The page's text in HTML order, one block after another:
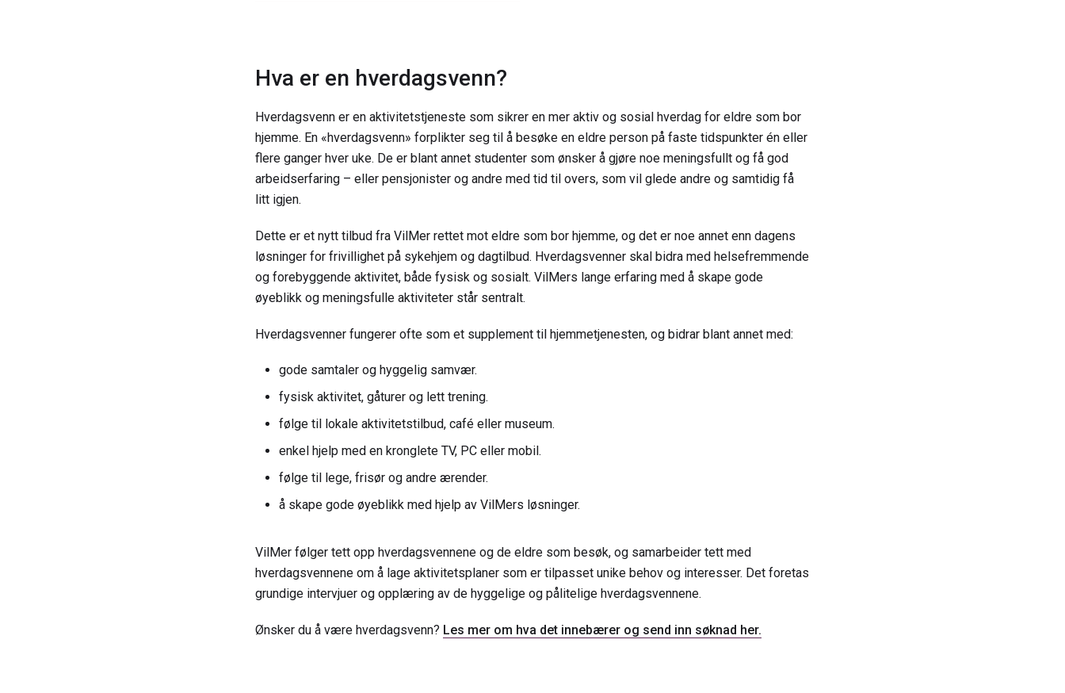
Hva er en hverdagsvenn?
Hverdagsvenn er en aktivitetstjeneste som sikrer en mer aktiv og sosial hverdag for eldre som bor
hjemme. En «hverdagsvenn» forplikter seg til å besøke en eldre person på faste tidspunkter én eller
flere ganger hver uke. De er blant annet studenter som ønsker å gjøre noe meningsfullt og få god
arbeidserfaring – eller pensjonister og andre med tid til overs, som vil glede andre og samtidig få
litt igjen.
Dette er et nytt tilbud fra VilMer rettet mot eldre som bor hjemme, og det er noe annet enn dagens
løsninger for frivillighet på sykehjem og dagtilbud. Hverdagsvenner skal bidra med helsefremmende
og forebyggende aktivitet, både fysisk og sosialt. VilMers lange erfaring med å skape gode
øyeblikk og meningsfulle aktiviteter står sentralt.
Hverdagsvenner fungerer ofte som et supplement til hjemmetjenesten, og bidrar blant annet med:
gode samtaler og hyggelig samvær.
fysisk aktivitet, gåturer og lett trening.
følge til lokale aktivitetstilbud, café eller museum.
enkel hjelp med en kronglete TV, PC eller mobil.
følge til lege, frisør og andre ærender.
å skape gode øyeblikk med hjelp av VilMers løsninger.
VilMer følger tett opp hverdagsvennene og de eldre som besøk, og samarbeider tett med
hverdagsvennene om å lage aktivitetsplaner som er tilpasset unike behov og interesser. Det foretas
grundige intervjuer og opplæring av de hyggelige og pålitelige hverdagsvennene.
Ønsker du å være hverdagsvenn? Les mer om hva det innebærer og send inn søknad her.